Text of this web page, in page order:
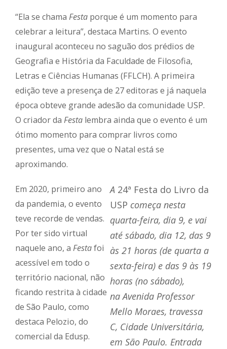
“Ela se chama Festa porque é um momento para
celebrar a leitura”, destaca Martins. O evento
inaugural aconteceu no saguão dos prédios de
Geografia e História da Faculdade de Filosofia,
Letras e Ciências Humanas (FFLCH). A primeira
edição teve a presença de 27 editoras e já naquela
época obteve grande adesão da comunidade USP.
O criador da Festa lembra ainda que o evento é um
ótimo momento para comprar livros como
presentes, uma vez que o Natal está se
aproximando.
Em 2020, primeiro ano
da pandemia, o evento
teve recorde de vendas.
Por ter sido virtual
naquele ano, a Festafoi
acessível em todo o
território nacional, não
ficando restrita à cidade
de São Paulo, como
destaca Pelozio, do
comercial da Edusp.
A 24ª Festa do Livro da
USP começa nesta
quarta-feira, dia 9, e vai
até sábado, dia 12, das 9
às 21 horas (de quarta a
sexta-feira) e das 9 às 19
horas (no sábado),
na Avenida Professor
Mello Moraes, travessa
C, Cidade Universitária,
em São Paulo. Entrada